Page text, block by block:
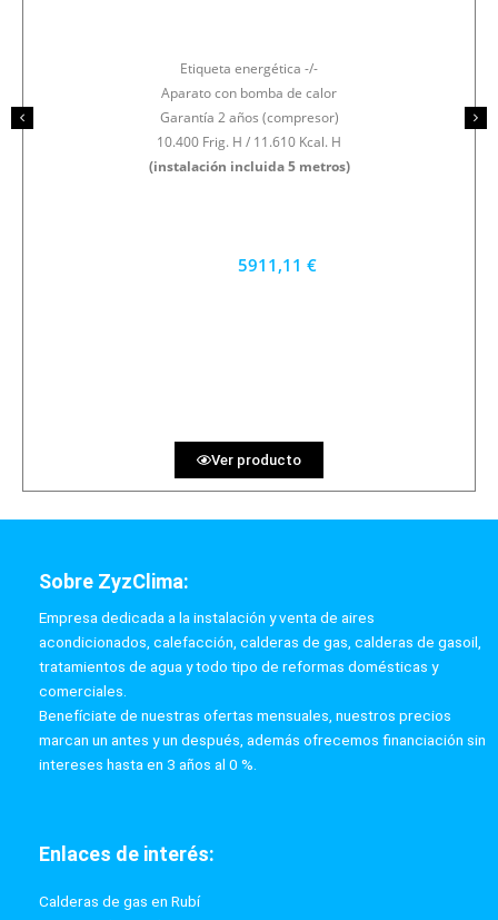
Etiqueta energética -/-
Aparato con bomba de calor
Garantía 2 años (compresor)
10.400 Frig. H / 11.610 Kcal. H
(instalación incluida 5 metros)
5911,11 €
Ver producto
Sobre ZyzClima:
Empresa dedicada a la instalación y venta de aires
acondicionados, calefacción, calderas de gas, calderas de gasoil,
tratamientos de agua y todo tipo de reformas domésticas y
comerciales.
Benefíciate de nuestras ofertas mensuales, nuestros precios
marcan un antes y un después, además ofrecemos financiación sin
intereses hasta en 3 años al 0 %.
Enlaces de interés:
Calderas de gas en Rubí